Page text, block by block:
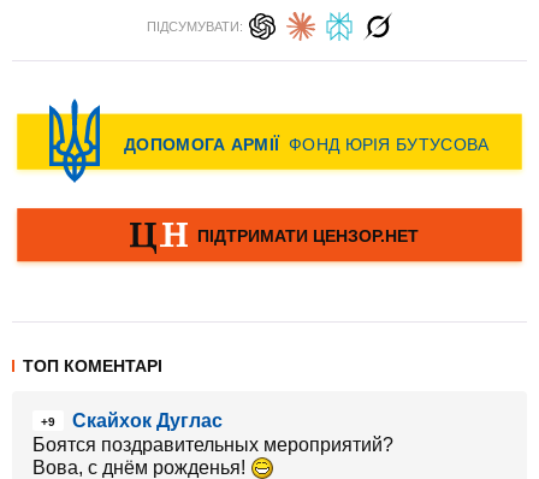
ПІДСУМУВАТИ:
ТОП КОМЕНТАРІ
+9
Скайхок Дуглас
Боятся поздравительных мероприятий?
Вова, с днём рожденья!